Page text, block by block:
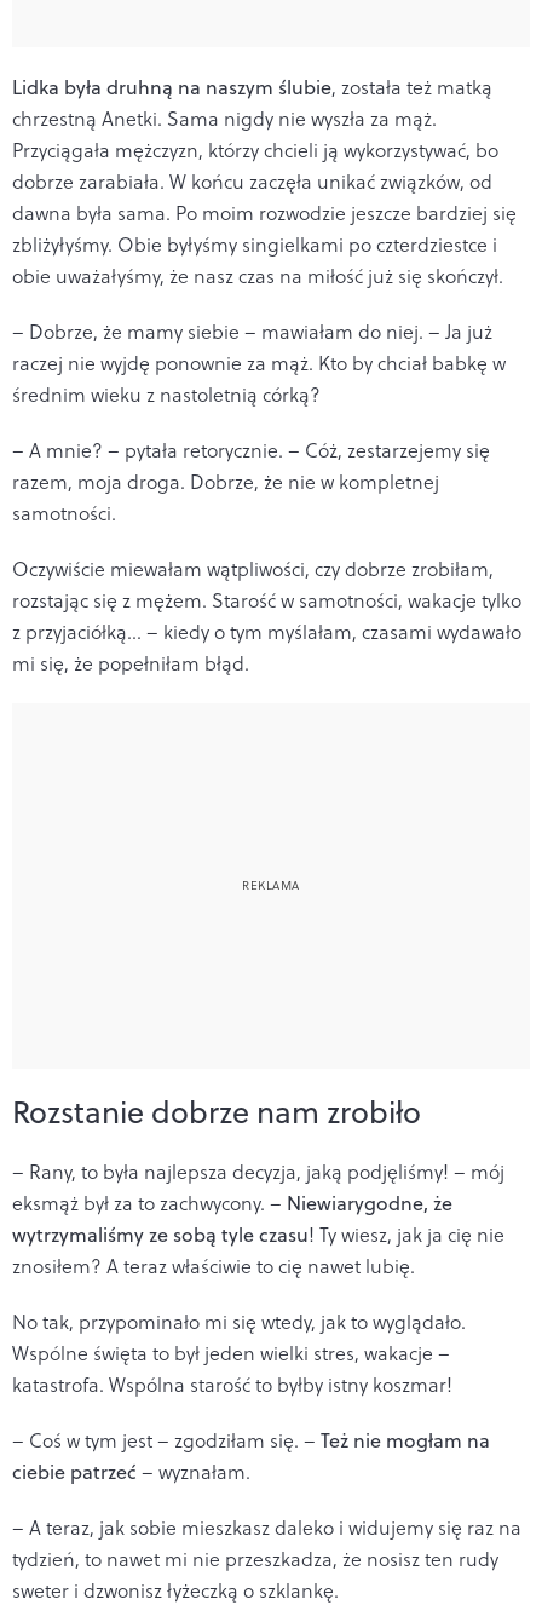
Lidka była druhną na naszym ślubie, została też matką
chrzestną Anetki. Sama nigdy nie wyszła za mąż.
Przyciągała mężczyzn, którzy chcieli ją wykorzystywać, bo
dobrze zarabiała. W końcu zaczęła unikać związków, od
dawna była sama. Po moim rozwodzie jeszcze bardziej się
zbliżyłyśmy. Obie byłyśmy singielkami po czterdziestce i
obie uważałyśmy, że nasz czas na miłość już się skończył.
– Dobrze, że mamy siebie – mawiałam do niej. – Ja już
raczej nie wyjdę ponownie za mąż. Kto by chciał babkę w
średnim wieku z nastoletnią córką?
– A mnie? – pytała retorycznie. – Cóż, zestarzejemy się
razem, moja droga. Dobrze, że nie w kompletnej
samotności.
Oczywiście miewałam wątpliwości, czy dobrze zrobiłam,
rozstając się z mężem. Starość w samotności, wakacje tylko
z przyjaciółką… – kiedy o tym myślałam, czasami wydawało
mi się, że popełniłam błąd.
Rozstanie dobrze nam zrobiło
– Rany, to była najlepsza decyzja, jaką podjęliśmy! – mój
eksmąż był za to zachwycony. – Niewiarygodne, że
wytrzymaliśmy ze sobą tyle czasu! Ty wiesz, jak ja cię nie
znosiłem? A teraz właściwie to cię nawet lubię.
No tak, przypominało mi się wtedy, jak to wyglądało.
Wspólne święta to był jeden wielki stres, wakacje –
katastrofa. Wspólna starość to byłby istny koszmar!
– Coś w tym jest – zgodziłam się. – Też nie mogłam na
ciebie patrzeć – wyznałam.
– A teraz, jak sobie mieszkasz daleko i widujemy się raz na
tydzień, to nawet mi nie przeszkadza, że nosisz ten rudy
sweter i dzwonisz łyżeczką o szklankę.